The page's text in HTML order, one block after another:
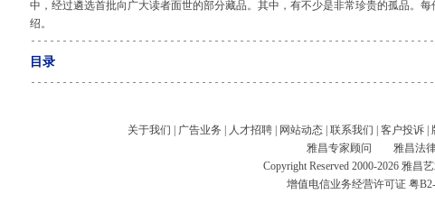
中，经过遴选首批向广大读者面世的部分藏品。其中，有不少是非常珍贵的孤品。
绍。
目录
关于我们 广告业务 人才招聘 网站动态 联系我们 客户投诉
雅昌专家顾问
雅昌法
Copyright Reserved 2000-2026 雅昌
增值电信业务经营许可证 粤